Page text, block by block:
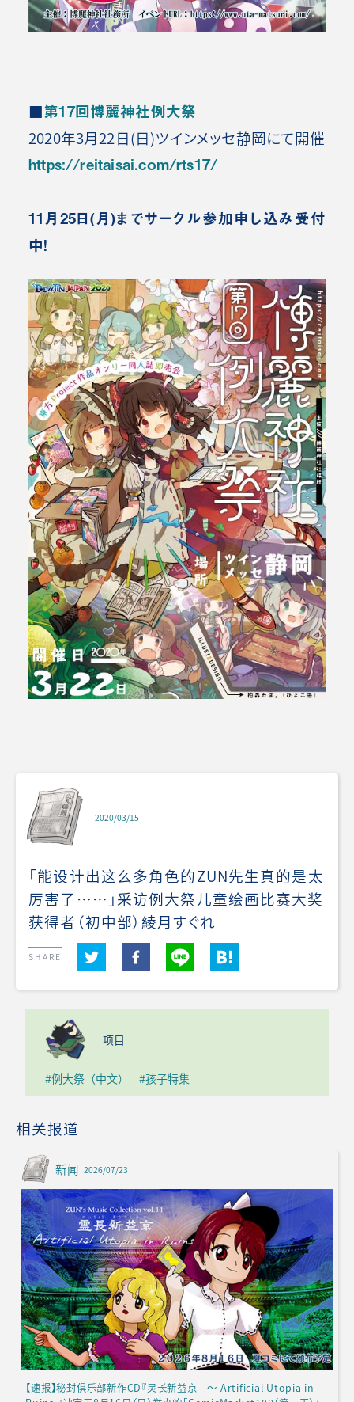
■第17回博麗神社例大祭
2020年3月22日(日)ツインメッセ静岡にて開催
https://reitaisai.com/rts17/
11月25日(月)までサークル参加申し込み受付
中！
2020/03/15
「能设计出这么多角色的ZUN先生真的是太
厉害了……」采访例大祭儿童绘画比赛大奖
获得者（初中部）綾月すぐれ
SHARE
项目
#例大祭（中文） #孩子特集
相关报道
新闻 2026/07/23
【速报】秘封俱乐部新作CD『灵长新益京 ～ Artificial Utopia in